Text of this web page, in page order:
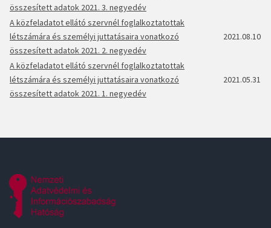
összesített adatok 2021. 3. negyedév
A közfeladatot ellátó szervnél foglalkoztatottak
létszámára és személyi juttatásaira vonatkozó
összesített adatok 2021. 2. negyedév
2021.08.10
A közfeladatot ellátó szervnél foglalkoztatottak
létszámára és személyi juttatásaira vonatkozó
összesített adatok 2021. 1. negyedév
2021.05.31